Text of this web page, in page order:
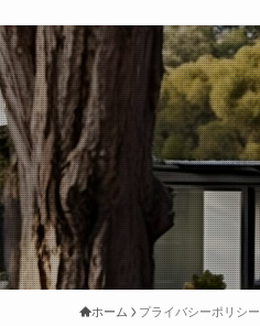
ホーム プライバシーポリシー